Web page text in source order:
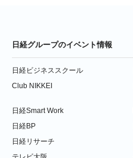
日経グループのイベント情報
日経ビジネススクール
Club NIKKEI
日経Smart Work
日経BP
日経リサーチ